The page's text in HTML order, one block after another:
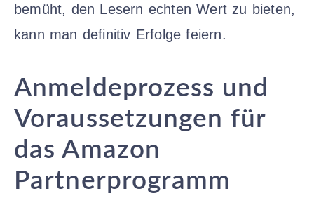
bemüht, den Lesern echten Wert zu bieten,
kann man definitiv Erfolge feiern.
Anmeldeprozess und
Voraussetzungen für
das Amazon
Partnerprogramm